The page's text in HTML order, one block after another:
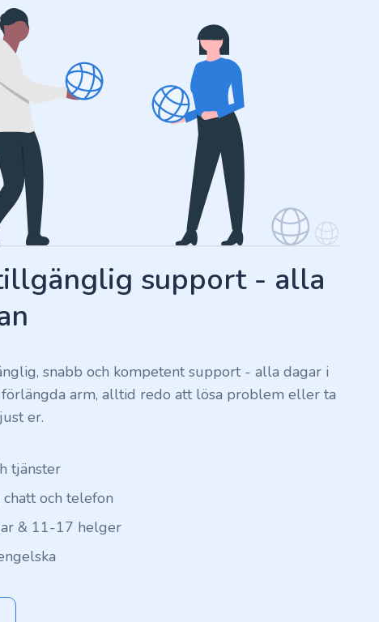
support - alla
snabb och kompetent support - alla dagar i
förlängda arm, alltid redo att lösa problem eller ta
er.
tjänster
och telefon
& 11-17 helger